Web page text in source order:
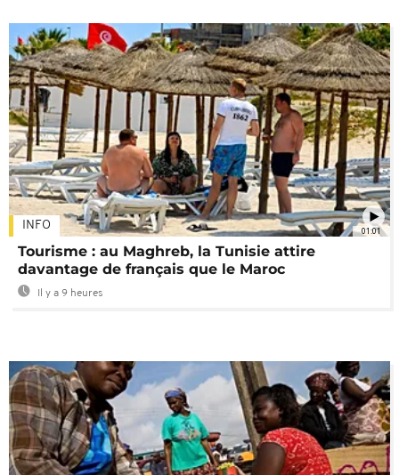
01:01
INFO
Tourisme : au Maghreb, la Tunisie attire
davantage de français que le Maroc
Il y a 9 heures